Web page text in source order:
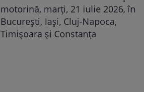
motorină, marți, 21 iulie 2026, în
București, Iași, Cluj-Napoca,
Timișoara și Constanța